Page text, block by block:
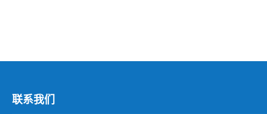
联系我们